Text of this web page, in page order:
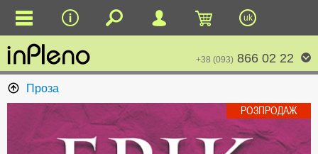
uk
+38 (093) 866 02 22
Проза